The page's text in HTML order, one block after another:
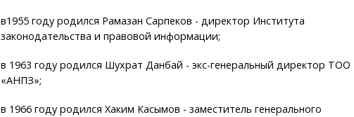
в1955 году родился Рамазан Сарпеков - директор Института
законодательства и правовой информации;
в 1963 году родился Шухрат Данбай - экс-генеральный директор ТОО
«АНПЗ»;
в 1966 году родился Хаким Касымов - заместитель генерального